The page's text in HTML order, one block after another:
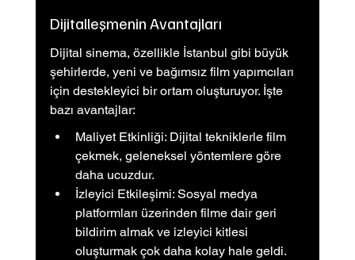
Dijitalleşmenin Avantajları
Dijital sinema, özellikle İstanbul gibi büyük
şehirlerde, yeni ve bağımsız film yapımcıları
için destekleyici bir ortam oluşturuyor. İşte
bazı avantajlar:
Maliyet Etkinliği: Dijital tekniklerle film
çekmek, geleneksel yöntemlere göre
daha ucuzdur.
İzleyici Etkileşimi: Sosyal medya
platformları üzerinden filme dair geri
bildirim almak ve izleyici kitlesi
oluşturmak çok daha kolay hale geldi.